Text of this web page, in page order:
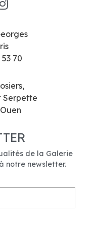
53 70
Serpette
de la Galerie
notre newsletter.